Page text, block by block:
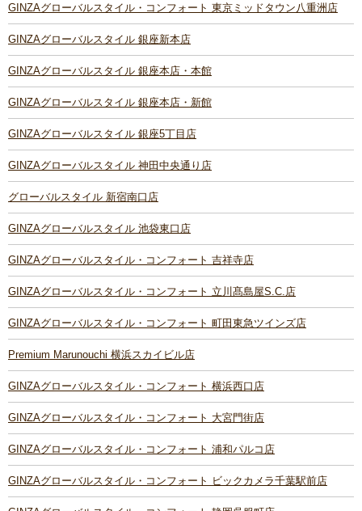
GINZAグローバルスタイル・コンフォート 東京ミッドタウン八重洲店
GINZAグローバルスタイル 銀座新本店
GINZAグローバルスタイル 銀座本店・本館
GINZAグローバルスタイル 銀座本店・新館
GINZAグローバルスタイル 銀座5丁目店
GINZAグローバルスタイル 神田中央通り店
グローバルスタイル 新宿南口店
GINZAグローバルスタイル 池袋東口店
GINZAグローバルスタイル・コンフォート 吉祥寺店
GINZAグローバルスタイル・コンフォート 立川髙島屋S.C.店
GINZAグローバルスタイル・コンフォート 町田東急ツインズ店
Premium Marunouchi 横浜スカイビル店
GINZAグローバルスタイル・コンフォート 横浜西口店
GINZAグローバルスタイル・コンフォート 大宮門街店
GINZAグローバルスタイル・コンフォート 浦和パルコ店
GINZAグローバルスタイル・コンフォート ビックカメラ千葉駅前店